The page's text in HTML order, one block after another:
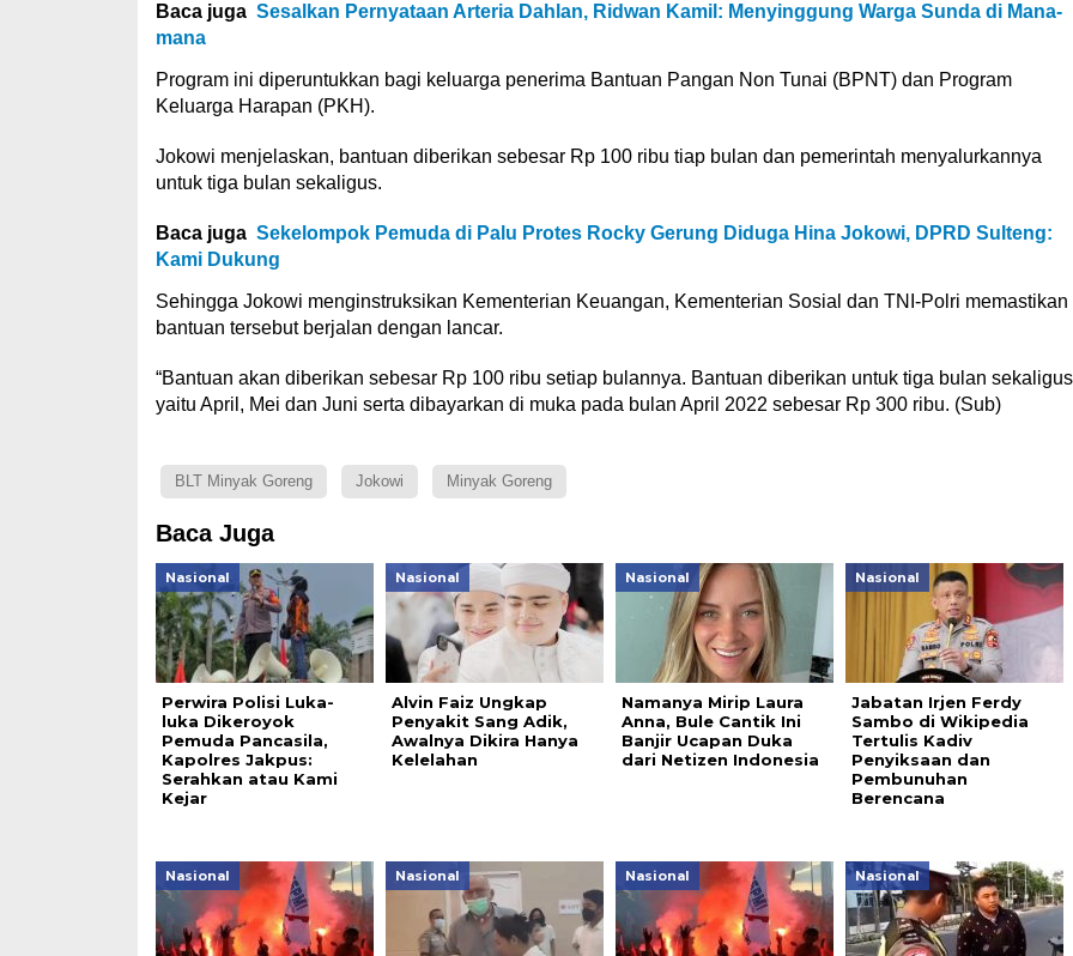
Baca juga Sesalkan Pernyataan Arteria Dahlan, Ridwan Kamil: Menyinggung Warga Sunda di Mana-
mana
Program ini diperuntukkan bagi keluarga penerima Bantuan Pangan Non Tunai (BPNT) dan Program
Keluarga Harapan (PKH).
Jokowi menjelaskan, bantuan diberikan sebesar Rp 100 ribu tiap bulan dan pemerintah menyalurkannya
untuk tiga bulan sekaligus.
Baca juga Sekelompok Pemuda di Palu Protes Rocky Gerung Diduga Hina Jokowi, DPRD Sulteng:
Kami Dukung
Sehingga Jokowi menginstruksikan Kementerian Keuangan, Kementerian Sosial dan TNI-Polri memastikan
bantuan tersebut berjalan dengan lancar.
“Bantuan akan diberikan sebesar Rp 100 ribu setiap bulannya. Bantuan diberikan untuk tiga bulan
yaitu April, Mei dan Juni serta dibayarkan di muka pada bulan April 2022 sebesar Rp 300 ribu. (Sub)
BLT Minyak Goreng Jokowi Minyak Goreng
Baca Juga
Nasional
Perwira Polisi Luka-
luka Dikeroyok
Pemuda Pancasila,
Kapolres Jakpus:
Serahkan atau Kami
Kejar
Nasional
Alvin Faiz Ungkap
Penyakit Sang Adik,
Awalnya Dikira Hanya
Kelelahan
Nasional
Namanya Mirip Laura
Anna, Bule Cantik Ini
Banjir Ucapan Duka
dari Netizen Indonesia
Nasional
Jabatan Irjen Ferdy
Sambo di Wikipedia
Tertulis Kadiv
Penyiksaan dan
Pembunuhan
Berencana
Nasional Nasional Nasional Nasional